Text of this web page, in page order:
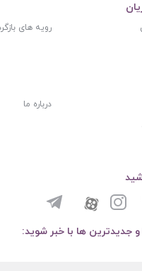
رویه های
درباره ما
جدیدترین ها با خبر شوید: